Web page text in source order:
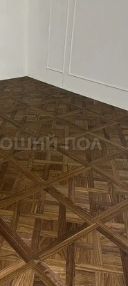
Полы,
для локального
НА ПАРКЕТЕ.
ВОСКОМ